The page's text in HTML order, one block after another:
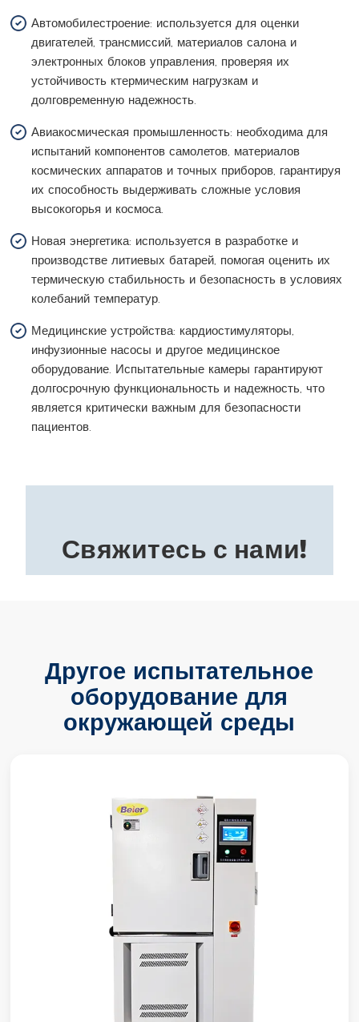
Автомобилестроение: используется для оценки
двигателей, трансмиссий, материалов салона и
электронных блоков управления, проверяя их
устойчивость ктермическим нагрузкам и
долговременную надежность.
Авиакосмическая промышленность: необходима для
испытаний компонентов самолетов, материалов
космических аппаратов и точных приборов, гарантируя
их способность выдерживать сложные условия
высокогорья и космоса.
Новая энергетика: используется в разработке и
производстве литиевых батарей, помогая оценить их
термическую стабильность и безопасность в условиях
колебаний температур.
Медицинские устройства: кардиостимуляторы,
инфузионные насосы и другое медицинское
оборудование. Испытательные камеры гарантируют
долгосрочную функциональность и надежность, что
является критически важным для безопасности
пациентов.
Свяжитесь с нами!
Другое испытательное
оборудование для
окружающей среды